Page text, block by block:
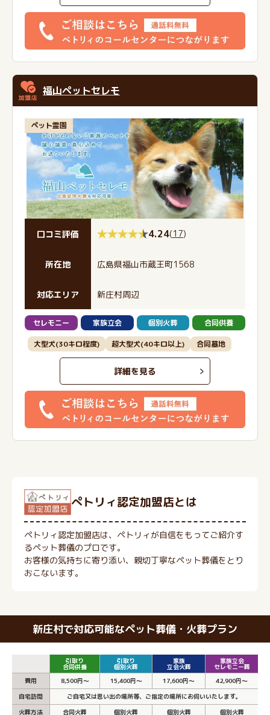
福山ペットセレモ
ペット霊園
口コミ評価 4.24(17)
所在地 広島県福山市蔵王町1568
対応エリア 新庄村周辺
セレモニー 家族立会 個別火葬 合同供養
大型犬(30キロ程度) 超大型犬(40キロ以上) 合同墓地
詳細を見る
ぺトリィ認定加盟店とは
ペトリィ認定加盟店は、ペトリィが自信をもってご紹介す
るペット葬儀のプロです。
お客様の気持ちに寄り添い、親切丁寧なペット葬儀をとり
おこないます。
新庄村で対応可能なペット葬儀・火葬プラン
引取り
合同供養
引取り
個別火葬
家族
立会火葬
家族立会
セレモニー葬
費用
8,500円～ 15,400円～ 17,600円～
42,900円～
自宅訪問
ご自宅又は思い出の場所等、ご指定の場所にお伺いいたします。
火葬方法
合同火葬 個別火葬 個別火葬 個別火葬